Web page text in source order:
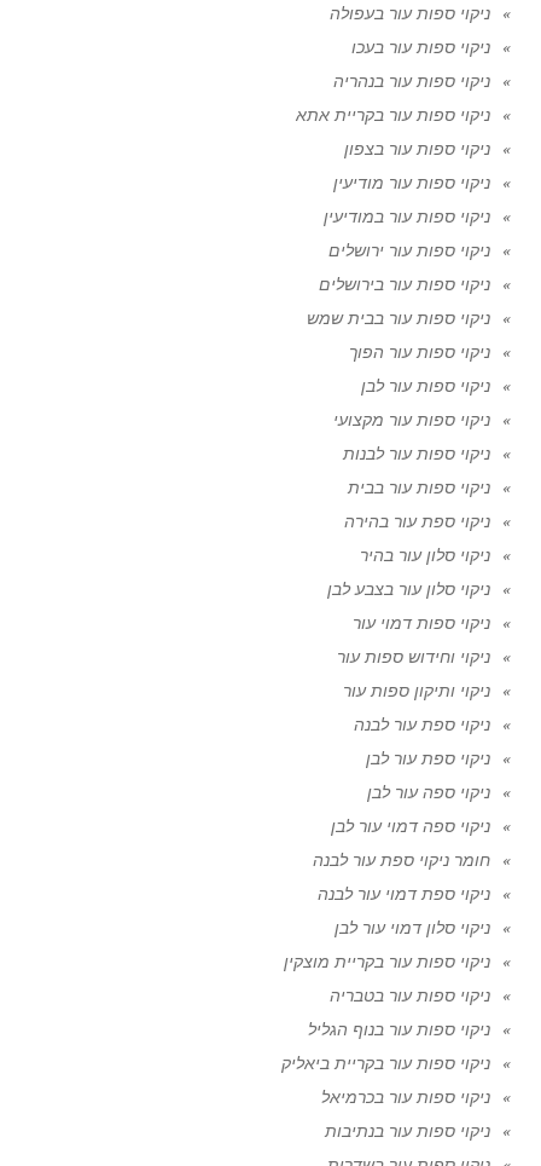
ניקוי ספות עור בעפולה
ניקוי ספות עור בעכו
ניקוי ספות עור בנהריה
ניקוי ספות עור בקריית אתא
ניקוי ספות עור בצפון
ניקוי ספות עור מודיעין
ניקוי ספות עור במודיעין
ניקוי ספות עור ירושלים
ניקוי ספות עור בירושלים
ניקוי ספות עור בבית שמש
ניקוי ספות עור הפוך
ניקוי ספות עור לבן
ניקוי ספות עור מקצועי
ניקוי ספות עור לבנות
ניקוי ספות עור בבית
ניקוי ספת עור בהירה
ניקוי סלון עור בהיר
ניקוי סלון עור בצבע לבן
ניקוי ספות דמוי עור
ניקוי וחידוש ספות עור
ניקוי ותיקון ספות עור
ניקוי ספת עור לבנה
ניקוי ספת עור לבן
ניקוי ספה עור לבן
ניקוי ספה דמוי עור לבן
חומר ניקוי ספת עור לבנה
ניקוי ספת דמוי עור לבנה
ניקוי סלון דמוי עור לבן
ניקוי ספות עור בקריית מוצקין
ניקוי ספות עור בטבריה
ניקוי ספות עור בנוף הגליל
ניקוי ספות עור בקריית ביאליק
ניקוי ספות עור בכרמיאל
ניקוי ספות עור בנתיבות